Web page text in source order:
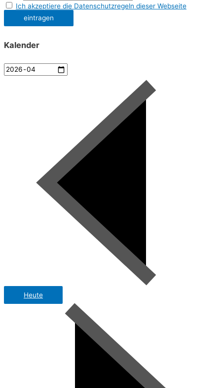
Ich akzeptiere die Datenschutzregeln dieser Webseite
Kalender
Heute